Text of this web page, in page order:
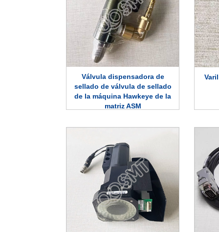
Válvula dispensadora de
sellado de válvula de sellado
de la máquina Hawkeye de la
matriz ASM